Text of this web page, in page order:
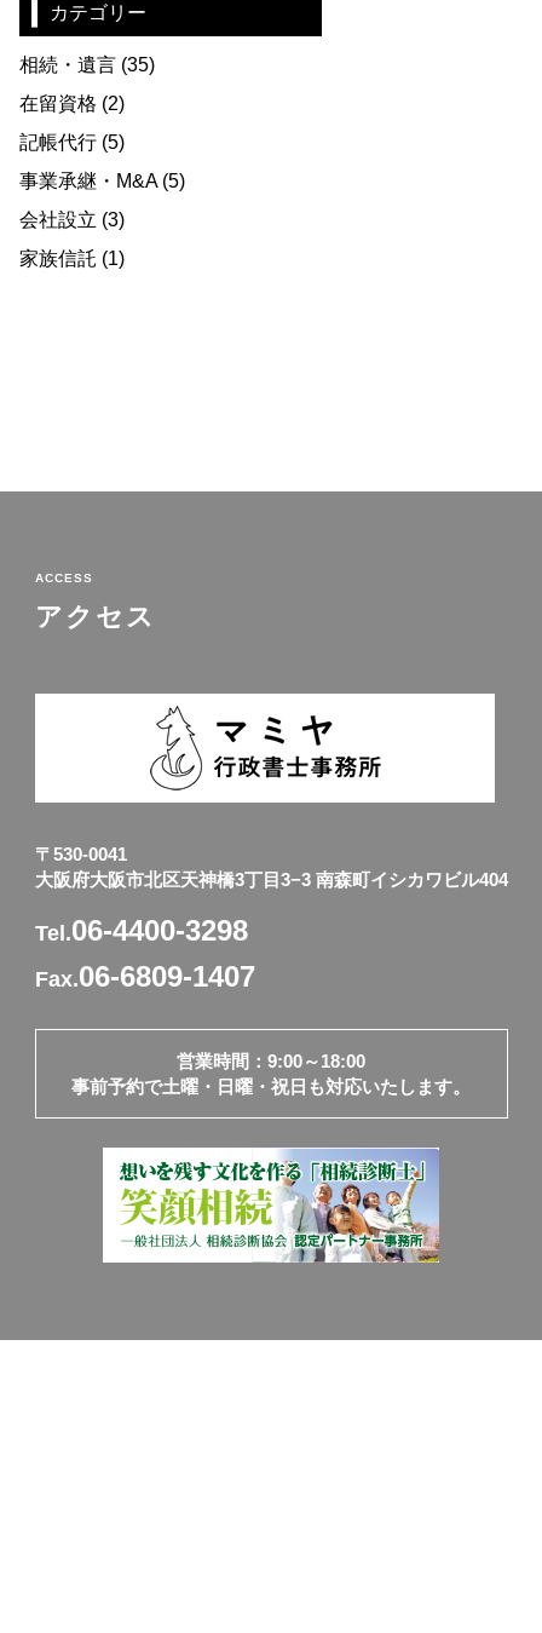
カテゴリー
相続・遺言 (35)
在留資格 (2)
記帳代行 (5)
事業承継・M&A(5)
会社設立 (3)
家族信託 (1)
ACCESS
アクセス
〒530-0041
大阪府大阪市北区天神橋3丁目3−3 南森町イシカワビル404
Tel.06-4400-3298
Fax.06-6809-1407
営業時間：9:00～18:00
事前予約で土曜・日曜・祝日も対応いたします。